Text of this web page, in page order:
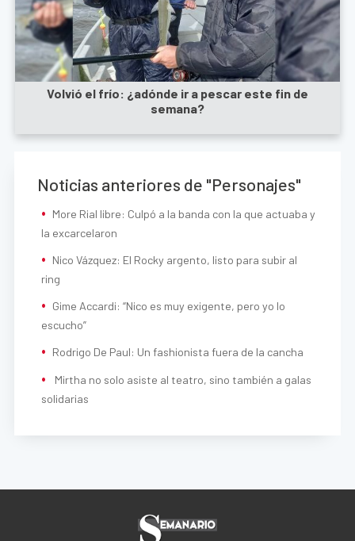
Volvió el frío: ¿adónde ir a pescar este fin de
semana?
Noticias anteriores de "Personajes"
More Rial libre: Culpó a la banda con la que actuaba y
la excarcelaron
Nico Vázquez: El Rocky argento, listo para subir al
ring
Gime Accardi: “Nico es muy exigente, pero yo lo
escucho”
Rodrigo De Paul: Un fashionista fuera de la cancha
Mirtha no solo asiste al teatro, sino también a galas
solidarias